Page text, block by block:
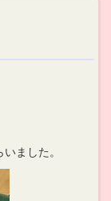
ました。